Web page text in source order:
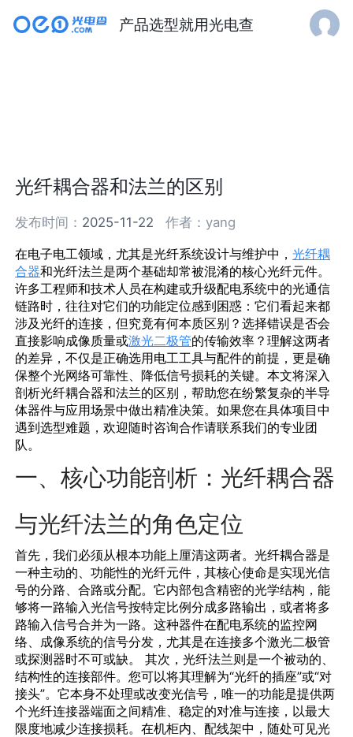
产品选型就用光电查
光纤耦合器和法兰的区别
发布时间： 2025-11-22 作者：yang
在电子电工领域，尤其是光纤系统设计与维护中，光纤耦
合器和光纤法兰是两个基础却常被混淆的核心光纤元件。
许多工程师和技术人员在构建或升级配电系统中的光通信
链路时，往往对它们的功能定位感到困惑：它们看起来都
涉及光纤的连接，但究竟有何本质区别？选择错误是否会
直接影响成像质量或激光二极管的传输效率？理解这两者
的差异，不仅是正确选用电工工具与配件的前提，更是确
保整个光网络可靠性、降低信号损耗的关键。本文将深入
剖析光纤耦合器和法兰的区别 ，帮助您在纷繁复杂的半导
体器件与应用场景中做出精准决策。如果您在具体项目中
遇到选型难题，欢迎随时咨询合作请联系我们的专业团
队。
一、核心功能剖析：光纤耦合器
与光纤法兰的角色定位
首先，我们必须从根本功能上厘清这两者。光纤耦合器是
一种主动的、功能性的光纤元件 ，其核心使命是实现光信
号的分路、合路或分配。它内部包含精密的光学结构，能
够将一路输入光信号按特定比例分成多路输出，或者将多
路输入信号合并为一路。这种器件在配电系统的监控网
络、 成像系统的信号分发，尤其是在连接多个激光二极管
或探测器时不可或缺。 其次，光纤法兰则是一个被动的、
结构性的连接部件。您可以将其理解为“光纤的插座”或“对
接头”。它本身不处理或改变光信号，唯一的功能是提供两
个光纤连接器端面之间精准、稳定的对准与连接，以最大
限度地减少连接损耗。在机柜内、配线架中，随处可见光